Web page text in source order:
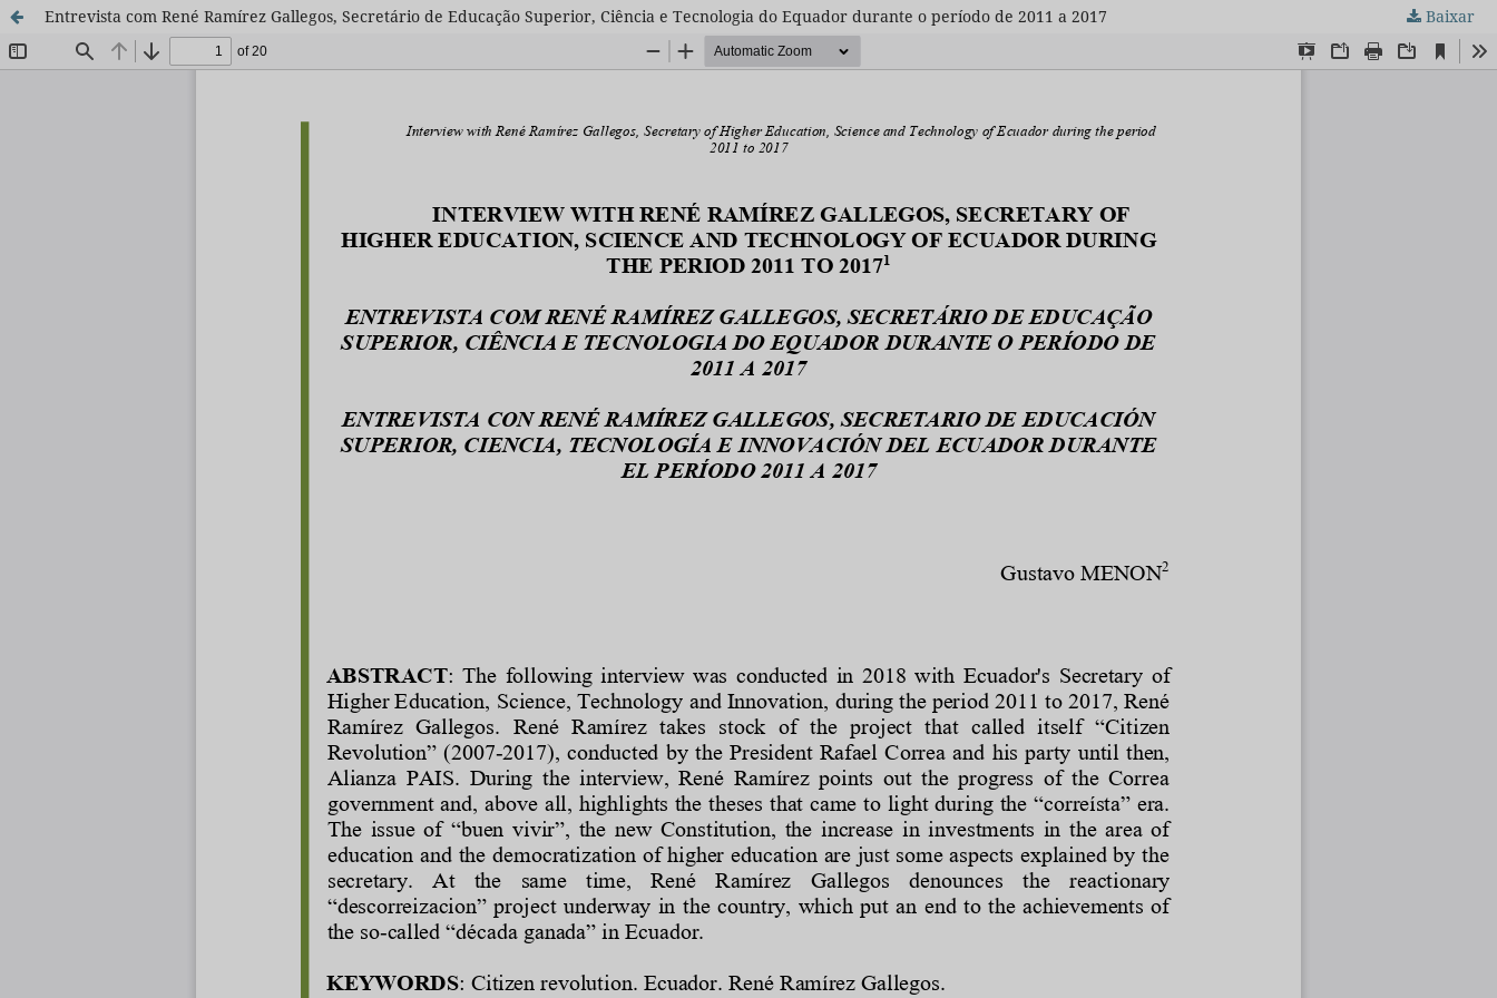
Entrevista com René Ramírez Gallegos, Secretário de Educação Superior, Ciência e Tecnologia do Equador durante o período de 2011 a 2017 Baixar